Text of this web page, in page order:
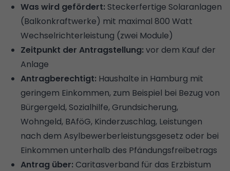
Was wird gefördert: Steckerfertige Solaranlagen
(Balkonkraftwerke) mit maximal 800 Watt
Wechselrichterleistung (zwei Module)
Zeitpunkt der Antragstellung: vor dem Kauf der
Anlage
Antragberechtigt: Haushalte in Hamburg mit
geringem Einkommen, zum Beispiel bei Bezug von
Bürgergeld, Sozialhilfe, Grundsicherung,
Wohngeld, BAföG, Kinderzuschlag, Leistungen
nach dem Asylbewerberleistungsgesetz oder bei
Einkommen unterhalb des Pfändungsfreibetrags
Antrag über: Caritasverband für das Erzbistum